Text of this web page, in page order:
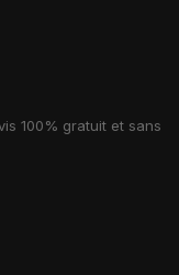
100% gratuit et sans